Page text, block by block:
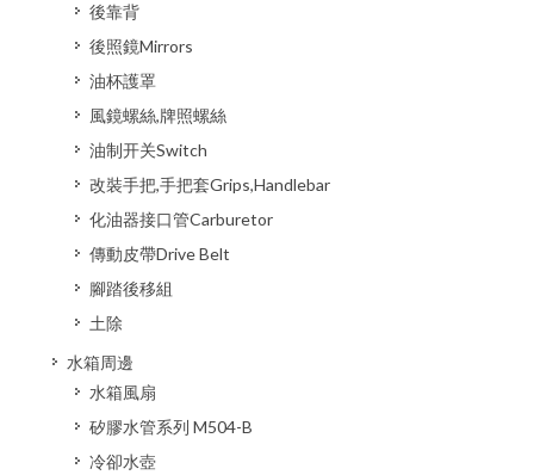
後靠背
後照鏡Mirrors
油杯護罩
風鏡螺絲,牌照螺絲
油制开关Switch
改裝手把,手把套Grips,Handlebar
化油器接口管Carburetor
傳動皮帶Drive Belt
腳踏後移組
土除
水箱周邊
水箱風扇
矽膠水管系列 M504-B
冷卻水壺